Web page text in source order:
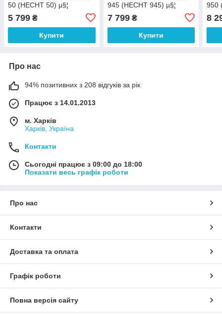
50 (HECHT 50) µ§¦
5 799 ₴
Купити
945 (HECHT 945) µ§¦
7 799₴
Купити
950
8
Про нас
94% позитивних з 208 відгуків за рік
Працює з 14.01.2013
м. Харків
Харків, Україна
Контакти
Сьогодні працює з 09:00 до 18:00
Показати весь графік роботи
Про нас
Контакти
Доставка та оплата
Графік роботи
Повна версія сайту